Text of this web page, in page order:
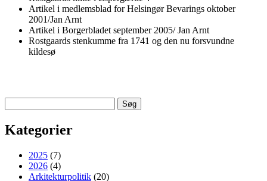
Artikel i medlemsblad for Helsingør Bevarings oktober
2001/Jan Arnt
Artikel i Borgerbladet september 2005/ Jan Arnt
Rostgaards stenkumme fra 1741 og den nu forsvundne
kildesø
efter:
Kategorier
2025 (7)
2026 (4)
Arkitekturpolitik (20)